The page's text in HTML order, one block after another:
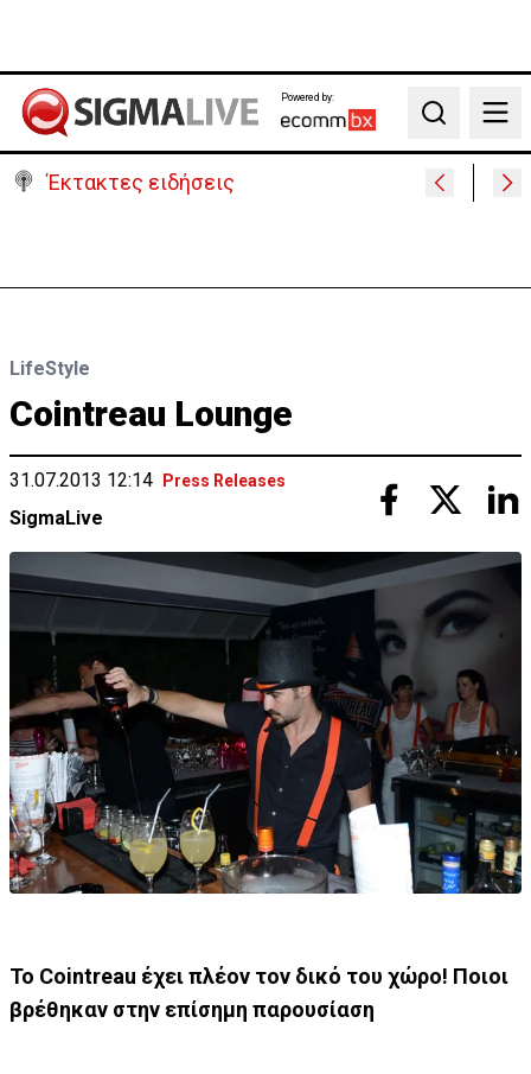
Powered by:
Search
Έκτακτες ειδήσεις
LifeStyle
Cointreau Lounge
31.07.2013 12:14 Press Releases
SigmaLive
Το Cointreau έχει πλέον τον δικό του χώρο! Ποιοι
βρέθηκαν στην επίσημη παρουσίαση